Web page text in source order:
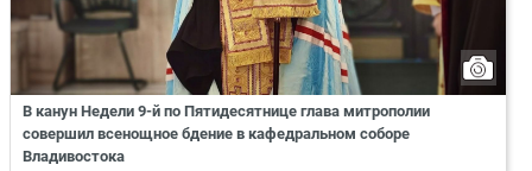
В канун Недели 9-й по Пятидесятнице глава митрополии
совершил всенощное бдение в кафедральном соборе
Владивостока